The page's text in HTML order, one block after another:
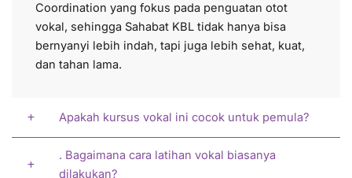
Coordination yang fokus pada penguatan otot
vokal, sehingga Sahabat KBL tidak hanya bisa
bernyanyi lebih indah, tapi juga lebih sehat, kuat,
dan tahan lama.
Apakah kursus vokal ini cocok untuk pemula?
. Bagaimana cara latihan vokal biasanya
dilakukan?